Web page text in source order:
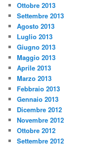
Ottobre 2013
Settembre 2013
Agosto 2013
Luglio 2013
Giugno 2013
Maggio 2013
Aprile 2013
Marzo 2013
Febbraio 2013
Gennaio 2013
Dicembre 2012
Novembre 2012
Ottobre 2012
Settembre 2012